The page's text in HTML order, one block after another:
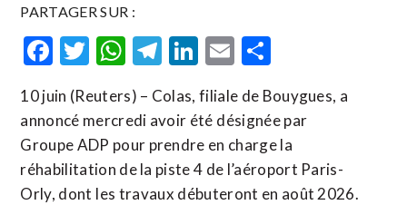
PARTAGER SUR :
Facebook
Twitter
WhatsApp
Telegram
LinkedIn
Email
10 juin (Reuters) – Colas, filiale de Bouygues, a ​
annoncé mercredi ‌avoir ​été ⁠désignée par
Groupe ‌ADP ‌pour prendre en charge la ​
réhabilitation de la piste 4 de l’aéroport Paris-
Orly, dont ⁠les ⁠travaux débuteront en août 2026.